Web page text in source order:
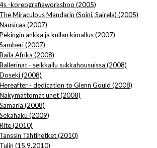
4s -koreografiaworkshop (2005)
The Miraculous Mandarin (Soini, Sairela) (2005)
Nausicaa (2007)
Pekingin ankka ja kullan kimallus (2007)
Samberi (2007)
Baila Afrika (2008)
Ballerinat - seikkailu sukkahousuissa (2008)
Doseki (2008)
Hereafter - dedication to Glenn Gould (2008)
Näkymättömät unet (2008)
Samaria (2008)
Sekahaku (2009)
Rite (2010)
Tanssin Tähtihetket (2010)
Tulin (15.9.2010)